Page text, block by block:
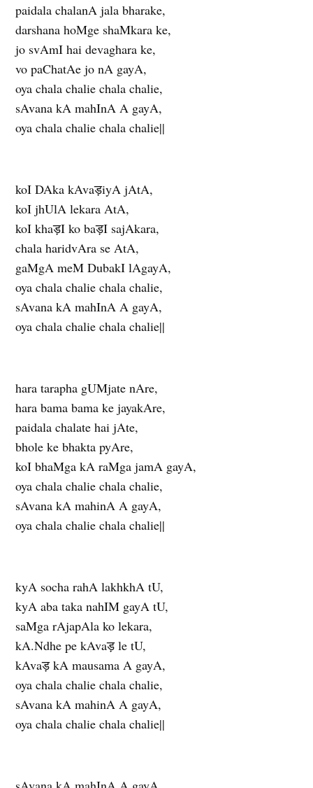
paidala chalanA jala bharake,
darshana hoMge shaMkara ke,
jo svAmI hai devaghara ke,
vo paChatAe jo nA gayA,
oya chala chalie chala chalie,
sAvana kA mahInA A gayA,
oya chala chalie chala chalie||
koI DAka kAvaड़iyA jAtA,
koI jhUlA lekara AtA,
koI khaड़I ko baड़I sajAkara,
chala haridvAra se AtA,
gaMgA meM DubakI lAgayA,
oya chala chalie chala chalie,
sAvana kA mahInA A gayA,
oya chala chalie chala chalie||
hara tarapha gUMjate nAre,
hara bama bama ke jayakAre,
paidala chalate hai jAte,
bhole ke bhakta pyAre,
koI bhaMga kA raMga jamA gayA,
oya chala chalie chala chalie,
sAvana kA mahinA A gayA,
oya chala chalie chala chalie||
kyA socha rahA lakhkhA tU,
kyA aba taka nahIM gayA tU,
saMga rAjapAla ko lekara,
kA.Ndhe pe kAvaड़ le tU,
kAvaड़ kA mausama A gayA,
oya chala chalie chala chalie,
sAvana kA mahinA A gayA,
oya chala chalie chala chalie||